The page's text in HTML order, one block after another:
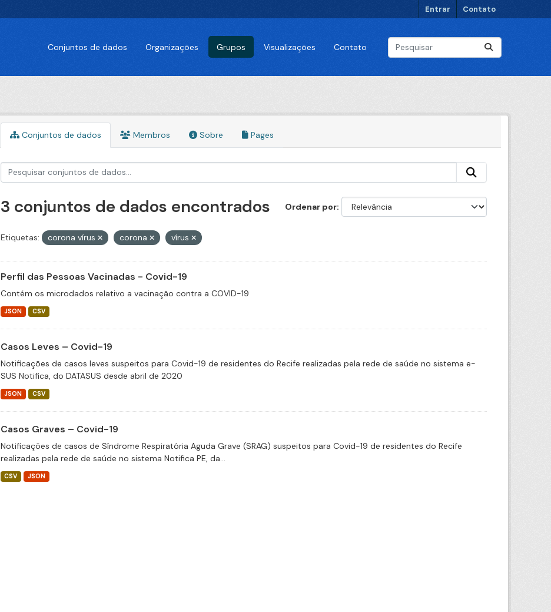
Entrar Contato
Conjuntos de dados Organizações Grupos Visualizações Contato
Conjuntos de dados Membros Sobre Pages
Ordenar por
3 conjuntos de dados encontrados
Etiquetas: corona vírus corona vírus
Perfil das Pessoas Vacinadas - Covid-19
Contém os microdados relativo a vacinação contra a COVID-19
JSON CSV
Casos Leves – Covid-19
Notificações de casos leves suspeitos para Covid-19 de residentes do Recife realizadas pela rede de saúde no sistema e-
SUS Notifica, do DATASUS desde abril de 2020
JSON CSV
Casos Graves – Covid-19
Notificações de casos de Síndrome Respiratória Aguda Grave (SRAG) suspeitos para Covid-19 de residentes do Recife
realizadas pela rede de saúde no sistema Notifica PE, da...
CSV JSON